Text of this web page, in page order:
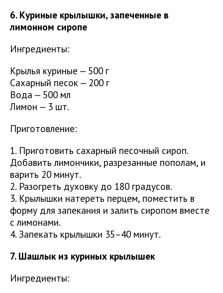
6. Куриные крылышки, запеченные в
лимонном сиропе
Ингредиенты:
Крылья куриные — 500 г
Сахарный песок — 200 г
Вода — 500 мл
Лимон — 3 шт.
Приготовление:
1. Приготовить сахарный песочный сироп.
Добавить лимончики, разрезанные пополам, и
варить 20 минут.
2. Разогреть духовку до 180 градусов.
3. Крылышки натереть перцем, поместить в
форму для запекания и залить сиропом вместе
с лимонами.
4. Запекать крылышки 35–40 минут.
7. Шашлык из куриных крылышек
Ингредиенты: